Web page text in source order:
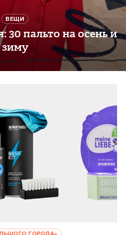
ВЕЩИ
30 пальто на осень и
зиму